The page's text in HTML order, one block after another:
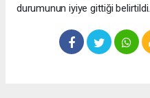
durumunun iyiye gittiği belirtildi.